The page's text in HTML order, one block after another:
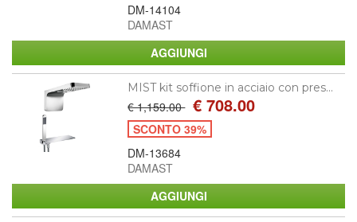
DM-14104
DAMAST
MIST kit soffione in acciaio con pres...
€ 1,159.00 € 708.00
SCONTO 39%
DM-13684
DAMAST